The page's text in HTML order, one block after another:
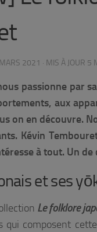
2021 · MIS À JOUR 5
passionne par
aux
on en découvre.
Kévin
à tout. Un
et ses
Le folklore
qui composent